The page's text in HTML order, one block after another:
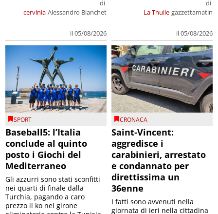
cervinia
di
Alessandro Bianchet
il 05/08/2026
La Thuile
di
gazzettamatin
il 05/08/2026
SPORT
Baseball5: l’Italia
conclude al quinto
posto i Giochi del
Mediterraneo
Gli azzurri sono stati sconfitti
nei quarti di finale dalla
Turchia, pagando a caro
prezzo il ko nel girone
CRONACA
Saint-Vincent:
aggredisce i
carabinieri, arrestato
e condannato per
direttissima un
36enne
I fatti sono avvenuti nella
giornata di ieri nella cittadina